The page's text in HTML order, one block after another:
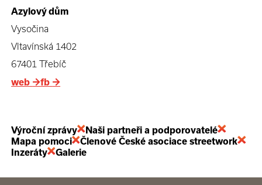
Azylový dům
Vysočina
Vltavínská 1402
67401 Třebíč
web →fb →
Výroční zprávy
Naši partneři a podporovatelé
Mapa pomoci
Členové České asociace streetwork
Inzeráty
Galerie